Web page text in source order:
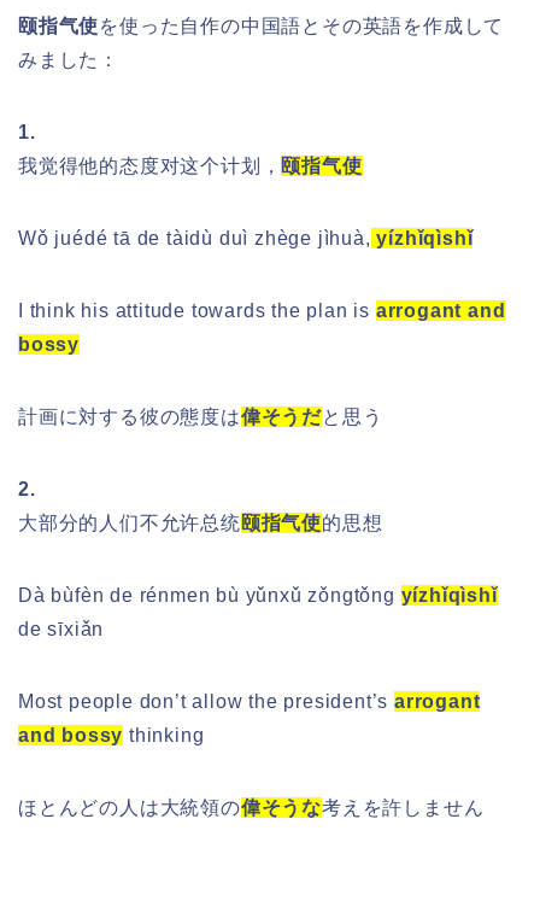
颐指气使を使った自作の中国語とその英語を作成して
みました ：
1.
我觉得他的态度对这个计划， 颐指气使
Wǒ juédé tā de tàidù duì zhège jìhuà, yízhǐqìshǐ
I think his attitude towards the plan is arrogant and
bossy
計画に対する彼の態度は偉そうだと思う
2.
大部分的人们不允许总统颐指气使的思想
Dà bùfèn de rénmen bù yǔnxǔ zǒngtǒng yízhǐqìshǐ
de sīxiǎn
Most people don’t allow the president’s arrogant
and bossy thinking
ほとんどの人は大統領の偉そうな考えを許しません